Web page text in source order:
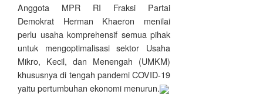
Anggota MPR RI Fraksi Partai
Demokrat Herman Khaeron menilai
perlu usaha komprehensif semua pihak
untuk mengoptimalisasi sektor Usaha
Mikro, Kecil, dan Menengah (UMKM)
khususnya di tengah pandemi COVID-19
yaitu pertumbuhan ekonomi menurun.